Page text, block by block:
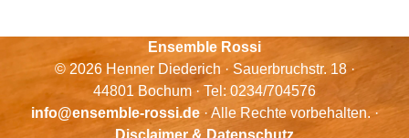
Ensemble Rossi
© 2026 Henner Diederich · Sauerbruchstr. 18 ·
44801 Bochum · Tel: 0234/704576
info@ensemble-rossi.de· Alle Rechte vorbehalten. ·
Disclaimer & Datenschutz